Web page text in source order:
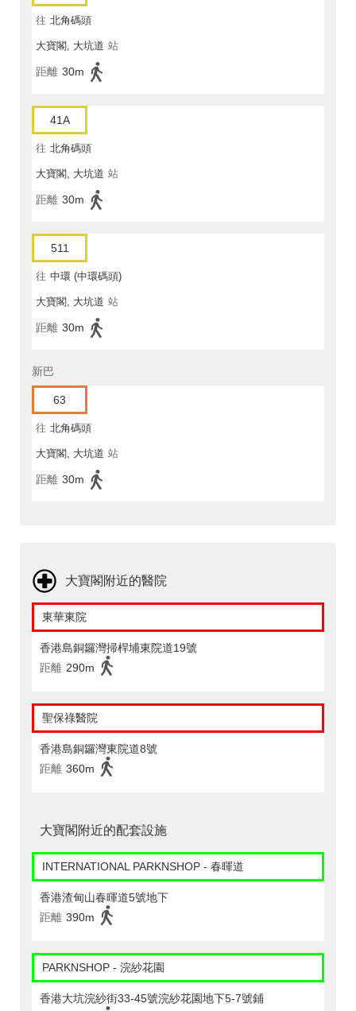
往 北角碼頭
大寶閣, 大坑道 站
距離 30m
41A
往 北角碼頭
大寶閣, 大坑道 站
距離 30m
511
往 中環 (中環碼頭)
大寶閣, 大坑道 站
距離 30m
新巴
63
往 北角碼頭
大寶閣, 大坑道 站
距離 30m
大寶閣附近的醫院
東華東院
香港島銅鑼灣掃桿埔東院道19號
距離 290m
聖保祿醫院
香港島銅鑼灣東院道8號
距離 360m
大寶閣附近的配套設施
INTERNATIONAL PARKNSHOP - 春暉道
香港渣甸山春暉道5號地下
距離 390m
PARKNSHOP - 浣紗花園
香港大坑浣紗街33-45號浣紗花園地下5-7號鋪